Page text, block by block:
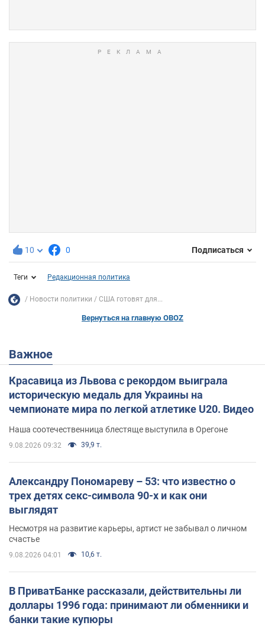
10 0 Подписаться
Теги Редакционная политика
Новости политики США готовят для...
Вернуться на главную OBOZ
Важное
Красавица из Львова с рекордом выиграла
историческую медаль для Украины на
чемпионате мира по легкой атлетике U20. Видео
Наша соотечественница блестяще выступила в Орегоне
9.08.2026 09:32 39,9 т.
Александру Пономареву – 53: что известно о
трех детях секс-символа 90-х и как они
выглядят
Несмотря на развитие карьеры, артист не забывал о личном
счастье
9.08.2026 04:01 10,6 т.
В ПриватБанке рассказали, действительны ли
доллары 1996 года: принимают ли обменники и
банки такие купюры